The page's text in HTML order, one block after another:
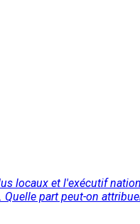
locaux et l'exécutif
part peut-on